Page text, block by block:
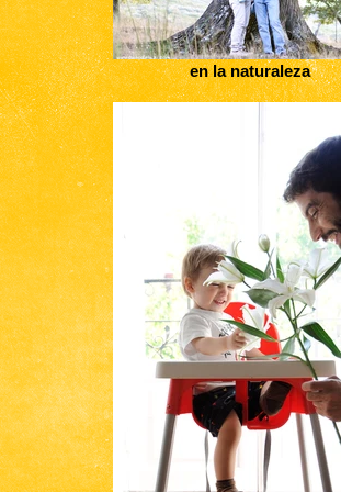
en la naturaleza